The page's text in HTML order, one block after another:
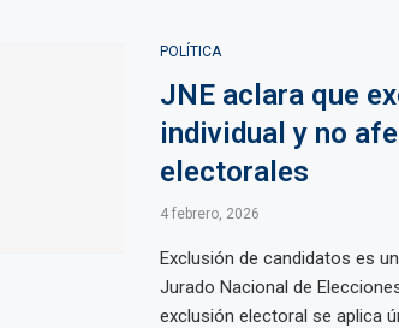
POLÍTICA
JNE aclara que
individual y no
electorales
4 febrero, 2026
Exclusión de candidatos es
Jurado Nacional de
exclusión electoral se aplica